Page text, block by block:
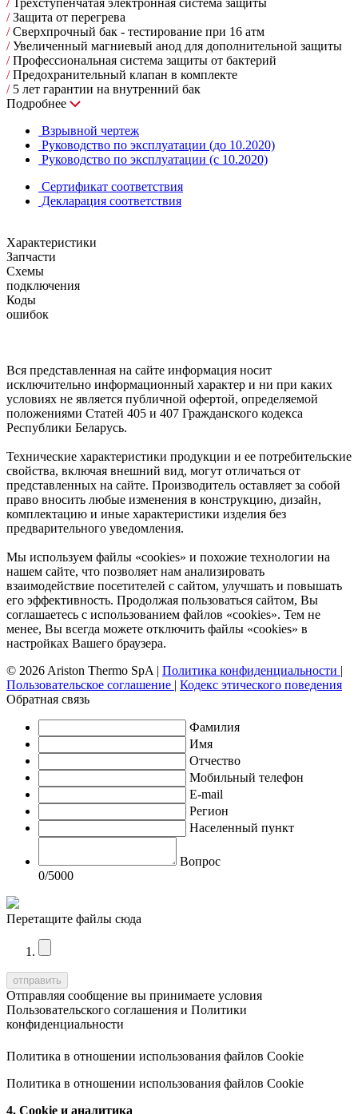
/Защита от перегрева
/Сверхпрочный бак - тестирование при 16 атм
/Увеличенный магниевый анод для дополнительной защиты
/Профессиональная система защиты от бактерий
/Предохранительный клапан в комплекте
/5 лет гарантии на внутренний бак
Подробнее
Взрывной чертеж
Руководство по эксплуатации (до 10.2020)
Руководство по эксплуатации (с 10.2020)
Сертификат соответствия
Декларация соответствия
Характеристики
Запчасти
Схемы
подключения
Коды
ошибок
Вся представленная на сайте информация носит
исключительно информационный характер и ни при каких
условиях не является публичной офертой, определяемой
положениями Статей 405 и 407 Гражданского кодекса
Республики Беларусь.
Технические характеристики продукции и ее потребительские
свойства, включая внешний вид, могут отличаться от
представленных на сайте. Производитель оставляет за собой
право вносить любые изменения в конструкцию, дизайн,
комплектацию и иные характеристики изделия без
предварительного уведомления.
Мы используем файлы «cookies» и похожие технологии на
нашем сайте, что позволяет нам анализировать
взаимодействие посетителей с сайтом, улучшать и повышать
его эффективность. Продолжая пользоваться сайтом, Вы
соглашаетесь с использованием файлов «cookies». Тем не
менее, Вы всегда можете отключить файлы «cookies» в
настройках Вашего браузера.
© 2026 Ariston Thermo SpA | Политика конфиденциальности |
Пользовательское соглашение | Кодекс этического поведения
Обратная связь
Фамилия
Имя
Отчество
Мобильный телефон
E-mail
Регион
Населенный пункт
Вопрос
0/5000
Перетащите файлы сюда
Отправляя сообщение вы принимаете условия
Пользовательского соглашения и Политики
конфиденциальности
Политика в отношении использования файлов Cookie
Политика в отношении использования файлов Cookie
4. Cookie и аналитика